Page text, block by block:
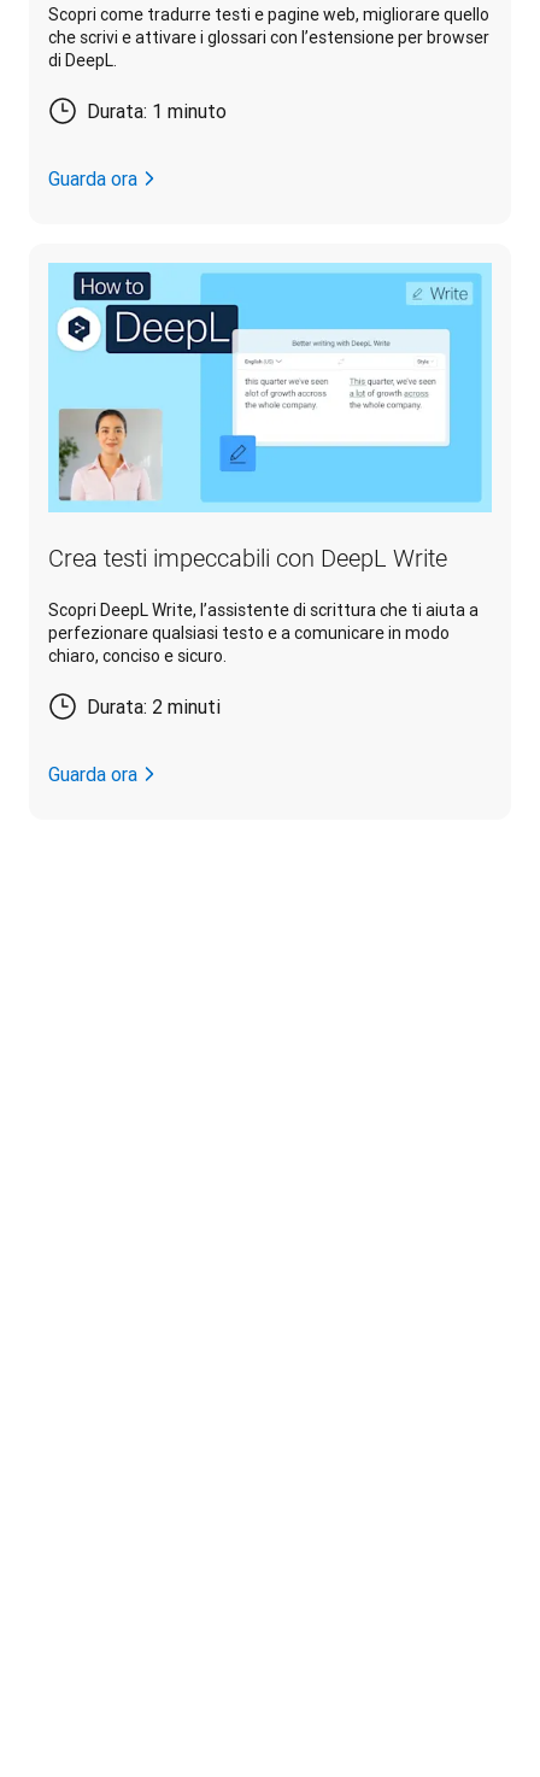
Scopri come tradurre testi e pagine web, migliorare quello
che scrivi e attivare i glossari con l’estensione per browser
di DeepL.
Durata: 1 minuto
Guarda ora
Crea testi impeccabili con DeepL Write
Scopri DeepL Write, l’assistente di scrittura che ti aiuta a
perfezionare qualsiasi testo e a comunicare in modo
chiaro, conciso e sicuro.
Durata: 2 minuti
Guarda ora